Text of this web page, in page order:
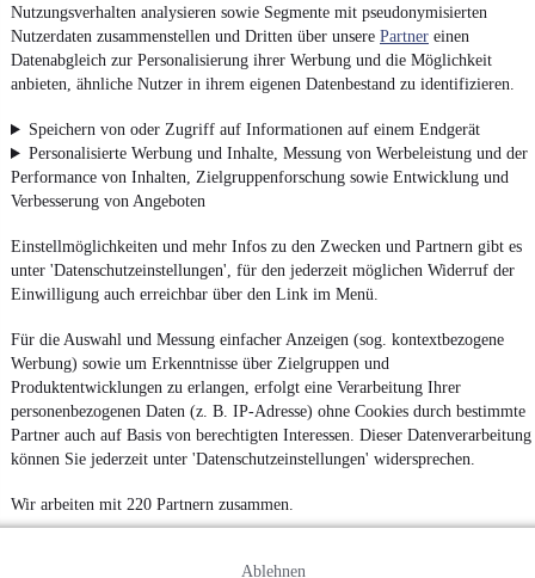
Nutzungsverhalten analysieren sowie Segmente mit pseudonymisierten
Nutzerdaten zusammenstellen und Dritten über unsere Partner einen
Datenabgleich zur Personalisierung ihrer Werbung und die Möglichkeit
anbieten, ähnliche Nutzer in ihrem eigenen Datenbestand zu identifizieren.
Speichern von oder Zugriff auf Informationen auf einem Endgerät
Personalisierte Werbung und Inhalte, Messung von Werbeleistung und der
Performance von Inhalten, Zielgruppenforschung sowie Entwicklung und
Verbesserung von Angeboten
Einstellmöglichkeiten und mehr Infos zu den Zwecken und Partnern gibt es
unter 'Datenschutzeinstellungen', für den jederzeit möglichen Widerruf der
Einwilligung auch erreichbar über den Link im Menü.
Für die Auswahl und Messung einfacher Anzeigen (sog. kontextbezogene
Werbung) sowie um Erkenntnisse über Zielgruppen und
Produktentwicklungen zu erlangen, erfolgt eine Verarbeitung Ihrer
personenbezogenen Daten (z. B. IP-Adresse) ohne Cookies durch bestimmte
Partner auch auf Basis von berechtigten Interessen. Dieser Datenverarbeitung
können Sie jederzeit unter 'Datenschutzeinstellungen' widersprechen.
Wir arbeiten mit 220 Partnern zusammen.
Ablehnen